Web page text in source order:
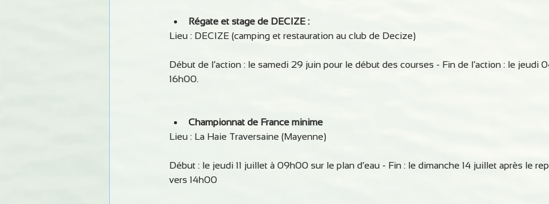
Régate et stage de DECIZE :
Lieu : DECIZE (camping et restauration au club de Decize)
Début de l’action : le samedi 29 juin pour le début des courses - Fin de l’action : le jeudi
16h00.
Championnat de France minime
Lieu : La Haie Traversaine (Mayenne)
Début : le jeudi 11 juillet à 09h00 sur le plan d’eau - Fin : le dimanche 14 juillet après le
vers 14h00